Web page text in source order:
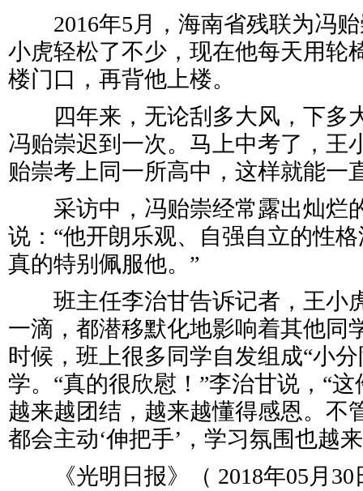
2016年5月，海南省残联为冯贻
小虎轻松了不少，现在他每天用轮
楼门口，再背他上楼。
四年来，无论刮多大风，下多
冯贻崇迟到一次。马上中考了，王
贻崇考上同一所高中，这样就能一
采访中，冯贻崇经常露出灿烂
说：“他开朗乐观、自强自立的性
真的特别佩服他。”
班主任李治甘告诉记者，王小
一滴，都潜移默化地影响着其他同
时候，班上很多同学自发组成“小
学。“真的很欣慰！”李治甘说，“
越来越团结，越来越懂得感恩。不
都会主动‘伸把手’，学习氛围也越
《光明日报》（ 2018年05月30